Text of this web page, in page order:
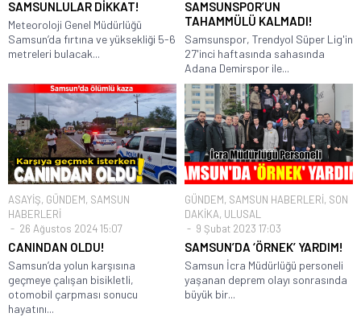
SAMSUNLULAR DİKKAT!
Meteoroloji Genel Müdürlüğü
Samsun’da fırtına ve yüksekliği 5-6
metreleri bulacak...
SAMSUNSPOR’UN
TAHAMMÜLÜ KALMADI!
Samsunspor, Trendyol Süper Lig'in
27'inci haftasında sahasında
Adana Demirspor ile...
ASAYİŞ, GÜNDEM, SAMSUN
HABERLERİ
26 Ağustos 2024 15:07
CANINDAN OLDU!
Samsun’da yolun karşısına
geçmeye çalışan bisikletli,
otomobil çarpması sonucu
hayatını...
GÜNDEM, SAMSUN HABERLERİ, SON
DAKİKA, ULUSAL
9 Şubat 2023 17:03
SAMSUN’DA ‘ÖRNEK’ YARDIM!
Samsun İcra Müdürlüğü personeli
yaşanan deprem olayı sonrasında
büyük bir...